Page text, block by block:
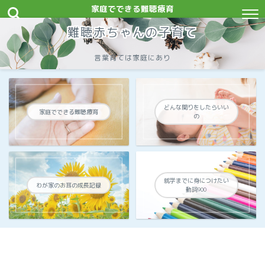
家庭でできる難聴療育
難聴赤ちゃんの子育て
言葉育ては家庭にあり
家庭でできる難聴療育
どんな関りをしたらいい
の
わが家のお耳の成長記録
就学までに身につけたい
動詞900